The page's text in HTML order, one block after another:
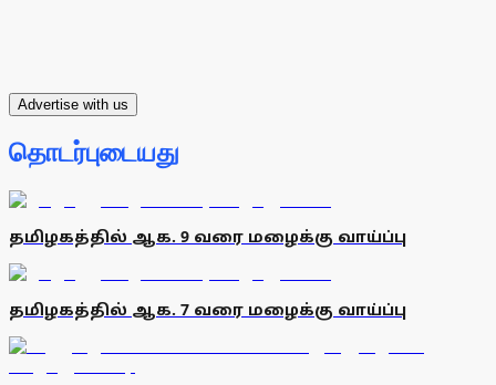
Advertise with us
தொடர்புடையது
தமிழகத்தில் ஆக. 9 வரை மழைக்கு வாய்ப்பு
தமிழகத்தில் ஆக. 7 வரை மழைக்கு வாய்ப்பு